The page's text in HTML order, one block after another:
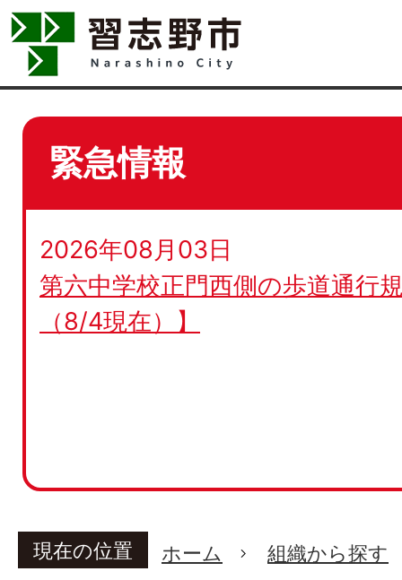
緊急情報
2026年08月03日
第六中学校正門西側の歩道通行
（8/4現在）】
現在の位置 ホーム 組織から探す